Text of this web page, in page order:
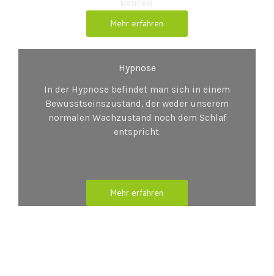
Mehr erfahren
Hypnose
In der Hypnose befindet man sich in einem
Bewusstseinszustand, der weder unserem
normalen Wachzustand noch dem Schlaf
entspricht.
Mehr erfahren